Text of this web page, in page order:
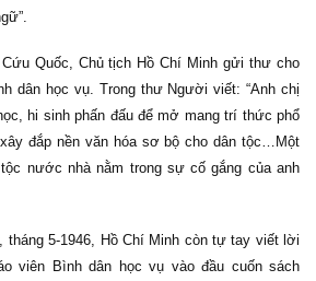
Cứu Quốc, Chủ tịch Hồ Chí Minh gửi thư cho
dân học vụ. Trong thư Người viết: “Anh chị
hi sinh phấn đấu để mở mang trí thức phổ
đắp nền văn hóa sơ bộ cho dân tộc…Một
nước nhà nằm trong sự cố gắng của anh
tháng 5-1946, Hồ Chí Minh còn tự tay viết lời
viên Bình dân học vụ vào đầu cuốn sách